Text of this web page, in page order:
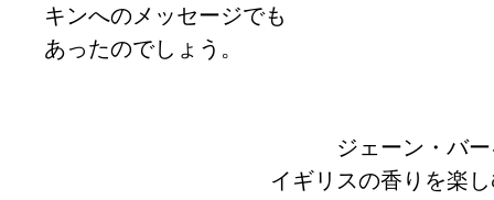
キンへのメッセージでも
あったのでしょう。
ジェーン・バ
イギリスの香りを楽